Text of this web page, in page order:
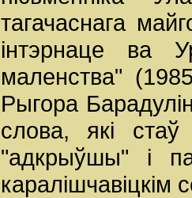
тагачаснага
інтэрнаце ва
маленства"
Рыгора
слова, які
"адкрыўшы" і
каралішчавіцкім